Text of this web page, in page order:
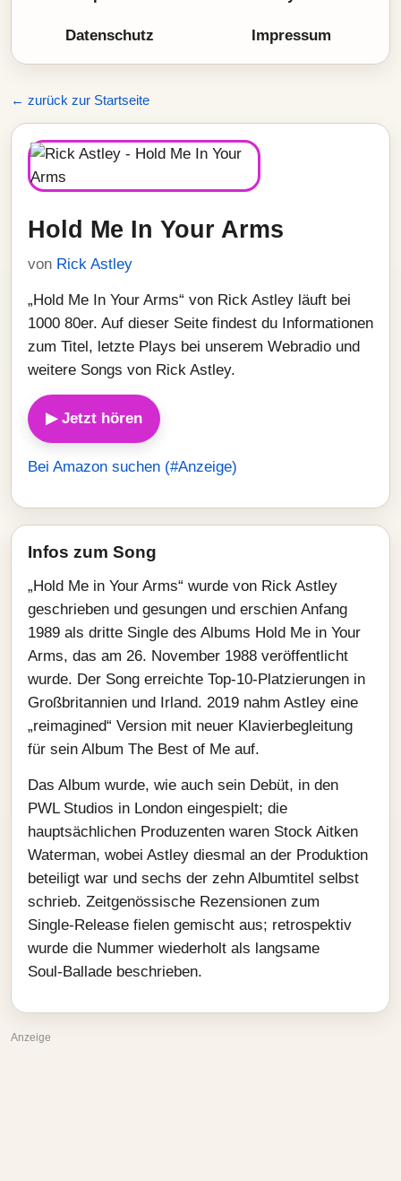
Datenschutz Impressum
← zurück zur Startseite
Hold Me In Your Arms
von Rick Astley
„Hold Me In Your Arms“ von Rick Astley läuft bei
1000 80er. Auf dieser Seite findest du Informationen
zum Titel, letzte Plays bei unserem Webradio und
weitere Songs von Rick Astley.
▶ Jetzt hören
Bei Amazon suchen (#Anzeige)
Infos zum Song
„Hold Me in Your Arms“ wurde von Rick Astley
geschrieben und gesungen und erschien Anfang
1989 als dritte Single des Albums Hold Me in Your
Arms, das am 26. November 1988 veröffentlicht
wurde. Der Song erreichte Top‑10‑Platzierungen in
Großbritannien und Irland. 2019 nahm Astley eine
„reimagined“ Version mit neuer Klavierbegleitung
für sein Album The Best of Me auf.
Das Album wurde, wie auch sein Debüt, in den
PWL Studios in London eingespielt; die
hauptsächlichen Produzenten waren Stock Aitken
Waterman, wobei Astley diesmal an der Produktion
beteiligt war und sechs der zehn Albumtitel selbst
schrieb. Zeitgenössische Rezensionen zum
Single‑Release fielen gemischt aus; retrospektiv
wurde die Nummer wiederholt als langsame
Soul‑Ballade beschrieben.
Anzeige